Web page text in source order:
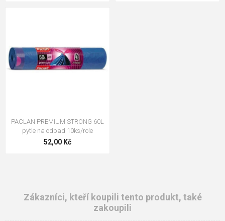
PACLAN PREMIUM STRONG 60L
pytle na odpad 10ks/role
52,00 Kč
Zákazníci, kteří koupili tento produkt, také
zakoupili